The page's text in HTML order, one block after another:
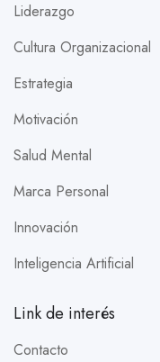
Liderazgo
Cultura Organizacional
Estrategia
Motivación
Salud Mental
Marca Personal
Innovación
Inteligencia Artificial
Link de interés
Contacto